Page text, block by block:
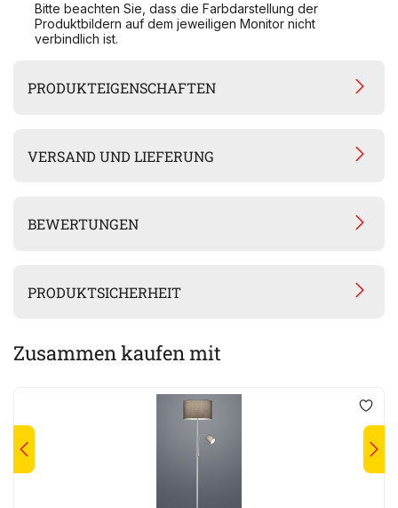
Bitte beachten Sie, dass die Farbdarstellung der
Produktbildern auf dem jeweiligen Monitor nicht
verbindlich ist.
PRODUKTEIGENSCHAFTEN
VERSAND UND LIEFERUNG
BEWERTUNGEN
PRODUKTSICHERHEIT
Zusammen kaufen mit